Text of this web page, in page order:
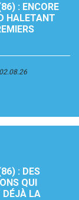
: ENCORE
HALETANT
02.08.26
: DES
QUI
DÉJÀ LA